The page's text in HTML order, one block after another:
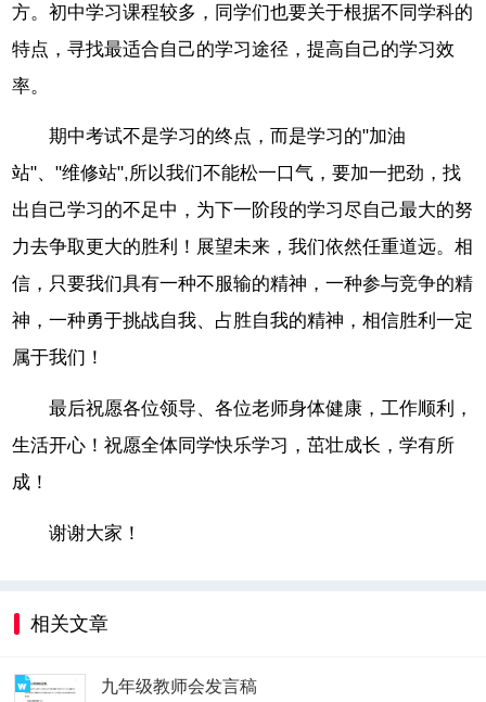
方。初中学习课程较多，同学们也要关于根据不同学科的
特点，寻找最适合自己的学习途径，提高自己的学习效
率。
期中考试不是学习的终点，而是学习的"加油
站"、"维修站",所以我们不能松一口气，要加一把劲，找
出自己学习的不足中，为下一阶段的学习尽自己最大的努
力去争取更大的胜利！展望未来，我们依然任重道远。相
信，只要我们具有一种不服输的精神，一种参与竞争的精
神，一种勇于挑战自我、占胜自我的精神，相信胜利一定
属于我们！
最后祝愿各位领导、各位老师身体健康，工作顺利，
生活开心！祝愿全体同学快乐学习，茁壮成长，学有所
成！
谢谢大家！
相关文章
九年级教师会发言稿